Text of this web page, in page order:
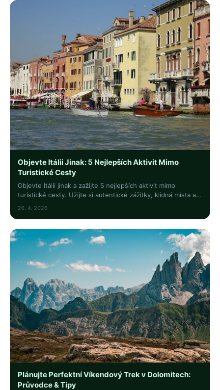
Objevte Itálii Jinak: 5 Nejlepších Aktivit Mimo
Turistické Cesty
Objevte Itálii jinak a zažijte 5 nejlepších aktivit mimo
turistické cesty. Užijte si autentické zážitky, klidná místa a
26. 4. 2026
Plánujte Perfektní Víkendový Trek v Dolomitech:
Průvodce & Tipy